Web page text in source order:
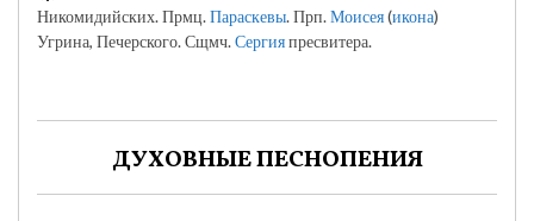
Никомидийских. Прмц.Параскевы. Прп.Моисея(икона)
Угрина, Печерского. Сщмч.Сергияпресвитера.
ДУХОВНЫЕ ПЕСНОПЕНИЯ